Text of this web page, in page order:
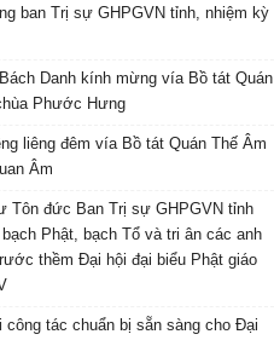
ban Trị sự GHPGVN tỉnh, nhiệm kỳ
Danh kính mừng vía Bồ tát Quán
Phước Hưng
liêng đêm vía Bồ tát Quán Thế Âm
Âm
Tôn đức Ban Trị sự GHPGVN tỉnh
Phật, bạch Tổ và tri ân các anh
thềm Đại hội đại biểu Phật giáo
công tác chuẩn bị sẵn sàng cho Đại